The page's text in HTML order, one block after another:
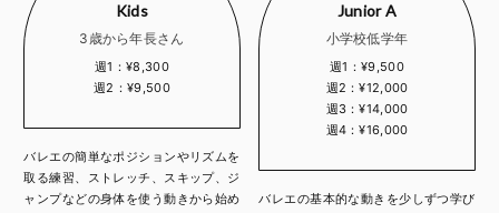
Kids
3歳から年長さん
週1：¥8,300
週2：¥9,500
バレエの簡単なポジションやリズムを
取る練習、ストレッチ、スキップ、ジ
ャンプなどの身体を使う動きから始め
Junior A
小学校低学年
週1：¥9,500
週2：¥12,000
週3：¥14,000
週4：¥16,000
バレエの基本的な動きを少しずつ学び